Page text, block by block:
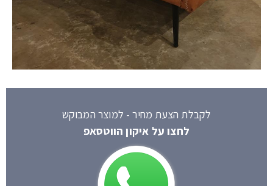
לקבלת הצעת מחיר - למוצר המבוקש
לחצו על איקון הווטסאפ